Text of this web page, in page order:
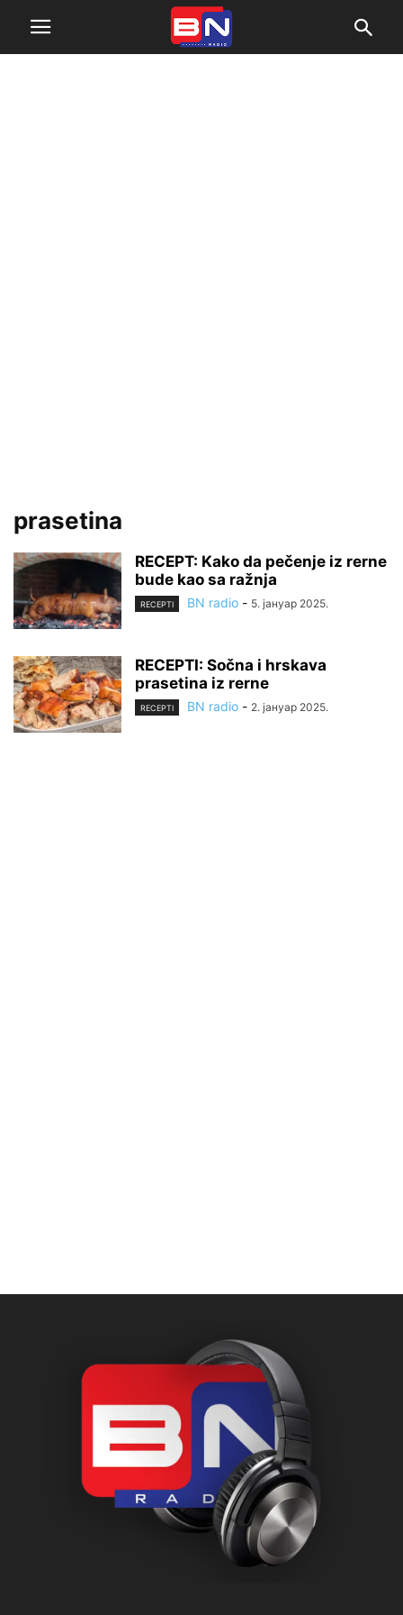
prasetina
RECEPT: Kako da pečenje iz rerne
bude kao sa ražnja
RECEPTI BN radio - 5. јануар 2025.
RECEPTI: Sočna i hrskava
prasetina iz rerne
RECEPTI BN radio - 2. јануар 2025.